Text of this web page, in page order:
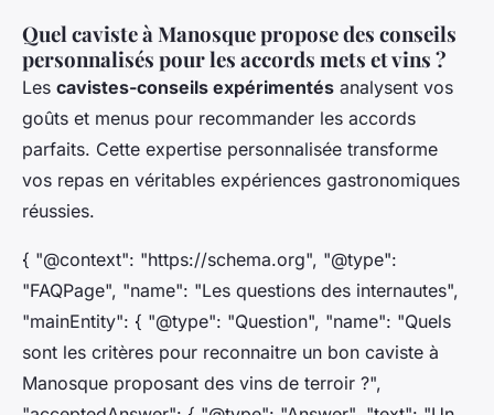
Quel caviste à Manosque propose des conseils
personnalisés pour les accords mets et vins ?
Les cavistes-conseils expérimentés analysent vos
goûts et menus pour recommander les accords
parfaits. Cette expertise personnalisée transforme
vos repas en véritables expériences gastronomiques
réussies.
{ "@context": "https://schema.org", "@type":
"FAQPage", "name": "Les questions des internautes",
"mainEntity": { "@type": "Question", "name": "Quels
sont les critères pour reconnaitre un bon caviste à
Manosque proposant des vins de terroir ?",